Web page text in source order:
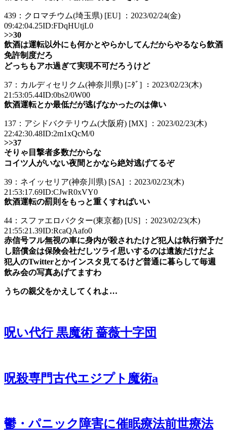
439：クロマチウム(埼玉県) [EU] ：2023/02/24(金)
09:42:04.25ID:FDqHUtjL0
>>30
飲酒は運転以外にも何かとやらかしてんだからやるなら飲酒
免許制度だろ
どっちもアホ過ぎて実現不可だろうけど
37：カルディセリクム(神奈川県) [ﾆﾀﾞ] ：2023/02/23(木)
21:53:05.44ID:0bs2/0W00
飲酒運転とか最低だが逃げなかったのは偉い
137：アシドバクテリウム(大阪府) [MX] ：2023/02/23(木)
22:42:30.48ID:2m1xQcM/0
>>37
そりゃ目撃者多数だからな
コイツ人がいない夜間とかなら絶対逃げてるぞ
39：ネイッセリア(神奈川県) [SA] ：2023/02/23(木)
21:53:17.69ID:CJwR0xVY0
飲酒運転の罰則をもっと重くすればいい
44：スファエロバクター(東京都) [US] ：2023/02/23(木)
21:55:21.39ID:RcaQAafo0
赤信号フル無視の車に身内が殺されたけど犯人は執行猶予だ
し賠償金は保険会社だしツライ思いするのは遺族だけだよ
犯人のTwitterとかインスタ見てるけど普通に暮らして毎週
飲み会の写真あげてますわ
うちの親父をかえしてくれよ…
呪い代行 黒魔術 薔薇十字団
呪殺専門古代エジプト魔術a
鬱・パニック障害に催眠療法前世療法